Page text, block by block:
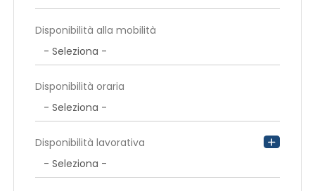
Disponibilità alla mobilità
Disponibilità oraria
Disponibilità lavorativa